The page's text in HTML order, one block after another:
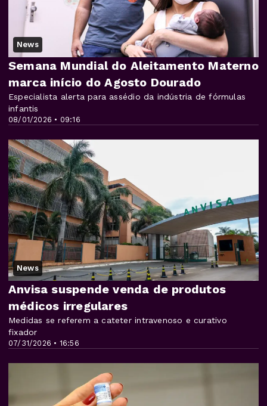
News
08/01/2026 • 09:16
Semana Mundial do Aleitamento Materno
marca início do Agosto Dourado
Especialista alerta para assédio da indústria de fórmulas
infantis
News
07/31/2026 • 16:56
Anvisa suspende venda de produtos
médicos irregulares
Medidas se referem a cateter intravenoso e curativo
fixador